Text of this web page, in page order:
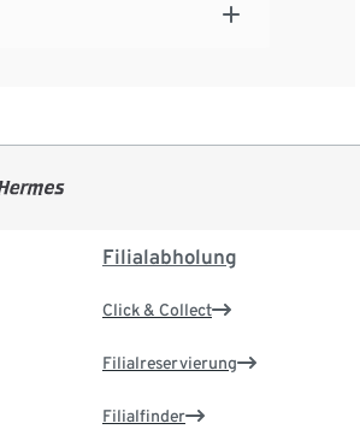
Filialabholung
Click & Collect
Filialreservierung
Filialfinder